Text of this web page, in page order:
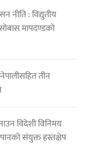
नीति : विद्युतीय
मापदण्डको
नेपालीसहित तीन
विदेशी विनिमय
संयुक्त हस्तक्षेप